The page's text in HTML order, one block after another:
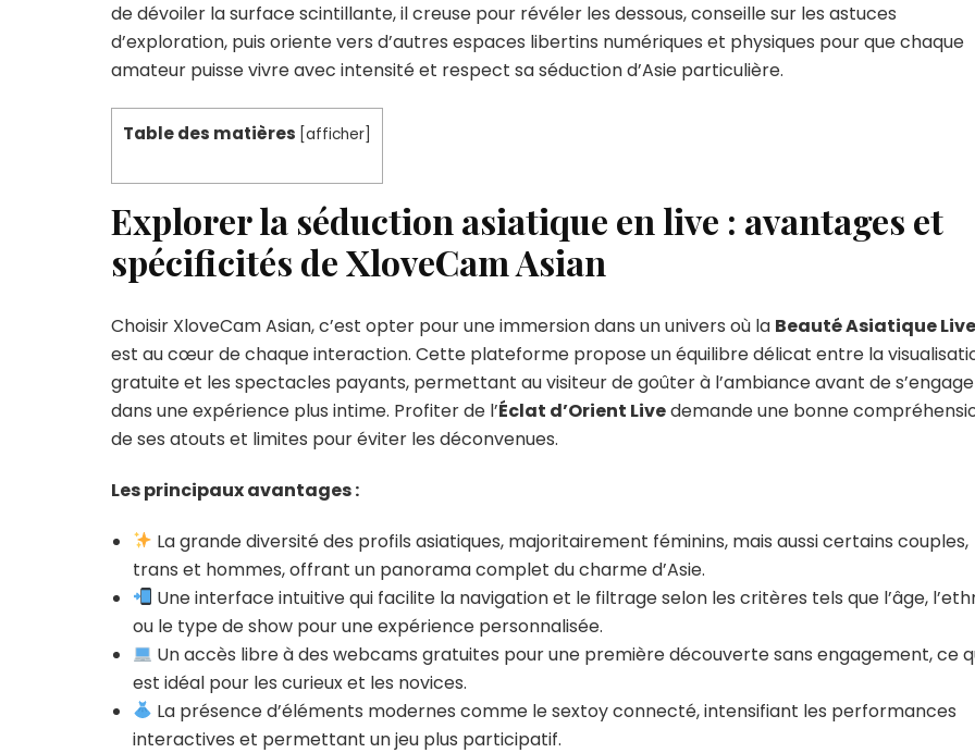
de dévoiler la surface scintillante, il creuse pour révéler les dessous, conseille sur les astuces
d’exploration, puis oriente vers d’autres espaces libertins numériques et physiques pour que chaque
amateur puisse vivre avec intensité et respect sa séduction d’Asie particulière.
Table des matières [afficher]
Explorer la séduction asiatique en live : avantages et
spécificités de XloveCam Asian
Choisir XloveCam Asian, c’est opter pour une immersion dans un univers où la Beauté Asiatique Live
est au cœur de chaque interaction. Cette plateforme propose un équilibre délicat entre la
gratuite et les spectacles payants, permettant au visiteur de goûter à l’ambiance avant de
dans une expérience plus intime. Profiter de l’Éclat d’Orient Livedemande une bonne
de ses atouts et limites pour éviter les déconvenues.
Les principaux avantages :
La grande diversité des profils asiatiques, majoritairement féminins, mais aussi certains couples,
trans et hommes, offrant un panorama complet du charme d’Asie.
Une interface intuitive qui facilite la navigation et le filtrage selon les critères tels que l’âge,
ou le type de show pour une expérience personnalisée.
Un accès libre à des webcams gratuites pour une première découverte sans engagement, ce
est idéal pour les curieux et les novices.
La présence d’éléments modernes comme le sextoy connecté, intensifiant les performances
interactives et permettant un jeu plus participatif.